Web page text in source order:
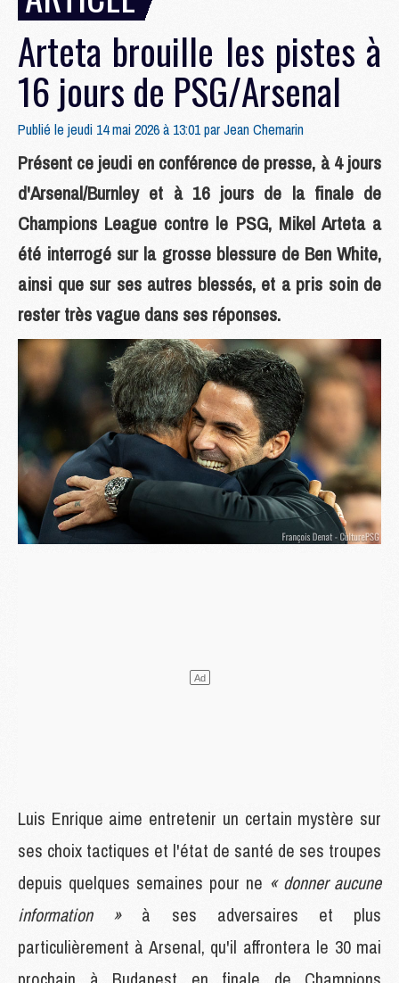
Arteta brouille les pistes à
16 jours de PSG/Arsenal
Publié le jeudi 14 mai 2026 à 13:01 parJean Chemarin
Présent ce jeudi en conférence de presse, à 4 jours
d'Arsenal/Burnley et à 16 jours de la finale de
Champions League contre le PSG, Mikel Arteta a
été interrogé sur la grosse blessure de Ben White,
ainsi que sur ses autres blessés, et a pris soin de
rester très vague dans ses réponses.
Luis Enrique aime entretenir un certain mystère sur
ses choix tactiques et l'état de santé de ses troupes
depuis quelques semaines pour ne « donner aucune
information »à ses adversaires et plus
particulièrement à Arsenal, qu'il affrontera le 30 mai